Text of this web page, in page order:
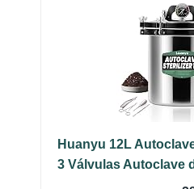
Huanyu 12L
3 Válvulas Autoclave